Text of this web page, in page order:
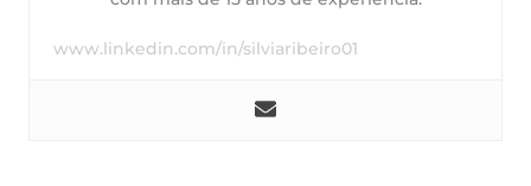
www.linkedin.com/in/silviaribeiro01